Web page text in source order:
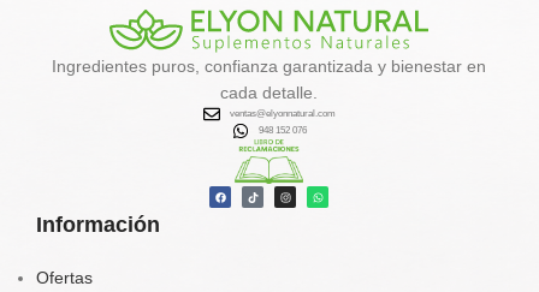
✔️
Favorece la eliminación de
toxinas
✔️Activa el metabolismo y la
quema de grasa natural
✔️Aporta energía, calcio, hierro y
vitaminas
✔️Contribuye al equilibrio
hormonal y tiroideo
Información
Ofertas
Ingredientes puros, confianza garantizada y bienestar en
cada detalle.
ventas@elyonnatural.com
948 152 076